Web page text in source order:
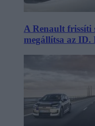
A Renault frissíti
megállítsa az ID.